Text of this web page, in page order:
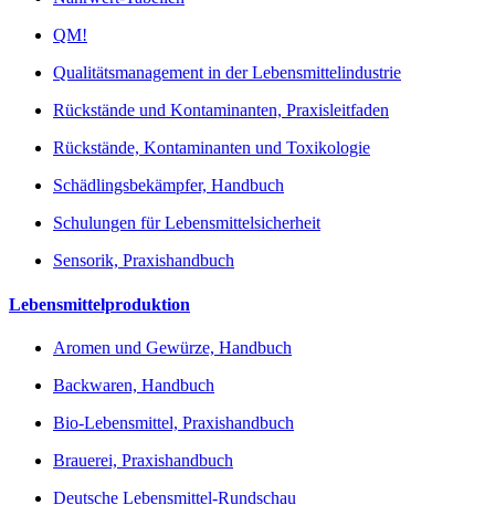
QM!
Qualitätsmanagement in der Lebensmittelindustrie
Rückstände und Kontaminanten, Praxisleitfaden
Rückstände, Kontaminanten und Toxikologie
Schädlingsbekämpfer, Handbuch
Schulungen für Lebensmittelsicherheit
Sensorik, Praxishandbuch
Lebensmittelproduktion
Aromen und Gewürze, Handbuch
Backwaren, Handbuch
Bio-Lebensmittel, Praxishandbuch
Brauerei, Praxishandbuch
Deutsche Lebensmittel-Rundschau